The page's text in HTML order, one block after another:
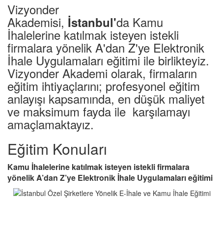
Vizyonder
Akademisi, İstanbul'da Kamu
İhalelerine katılmak isteyen istekli
firmalara yönelik A'dan Z'ye Elektronik
İhale Uygulamaları eğitimi ile birlikteyiz.
Vizyonder Akademi olarak, firmaların
eğitim ihtiyaçlarını; profesyonel eğitim
anlayışı kapsamında, en düşük maliyet
ve maksimum fayda ile karşılamayı
amaçlamaktayız.
Eğitim Konuları
Kamu İhalelerine katılmak isteyen istekli firmalara
yönelik A’dan Z’ye Elektronik İhale Uygulamaları eğitimi